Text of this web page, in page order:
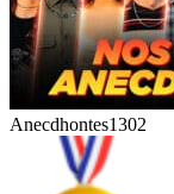
Anecdhontes1302